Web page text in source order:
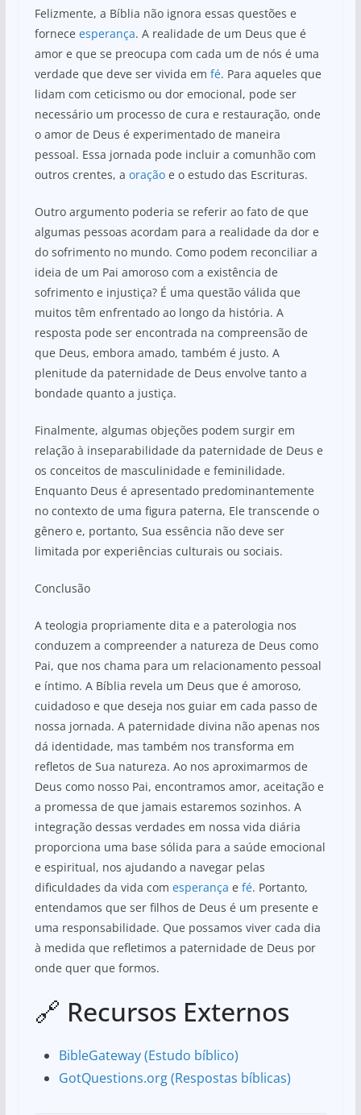
Felizmente, a Bíblia não ignora essas questões e
fornece esperança. A realidade de um Deus que é
amor e que se preocupa com cada um de nós é uma
verdade que deve ser vivida em fé. Para aqueles que
lidam com ceticismo ou dor emocional, pode ser
necessário um processo de cura e restauração, onde
o amor de Deus é experimentado de maneira
pessoal. Essa jornada pode incluir a comunhão com
outros crentes, a oraçãoe o estudo das Escrituras.
Outro argumento poderia se referir ao fato de que
algumas pessoas acordam para a realidade da dor e
do sofrimento no mundo. Como podem reconciliar a
ideia de um Pai amoroso com a existência de
sofrimento e injustiça? É uma questão válida que
muitos têm enfrentado ao longo da história. A
resposta pode ser encontrada na compreensão de
que Deus, embora amado, também é justo. A
plenitude da paternidade de Deus envolve tanto a
bondade quanto a justiça.
Finalmente, algumas objeções podem surgir em
relação à inseparabilidade da paternidade de Deus e
os conceitos de masculinidade e feminilidade.
Enquanto Deus é apresentado predominantemente
no contexto de uma figura paterna, Ele transcende o
gênero e, portanto, Sua essência não deve ser
limitada por experiências culturais ou sociais.
Conclusão
A teologia propriamente dita e a paterologia nos
conduzem a compreender a natureza de Deus como
Pai, que nos chama para um relacionamento pessoal
e íntimo. A Bíblia revela um Deus que é amoroso,
cuidadoso e que deseja nos guiar em cada passo de
nossa jornada. A paternidade divina não apenas nos
dá identidade, mas também nos transforma em
refletos de Sua natureza. Ao nos aproximarmos de
Deus como nosso Pai, encontramos amor, aceitação e
a promessa de que jamais estaremos sozinhos. A
integração dessas verdades em nossa vida diária
proporciona uma base sólida para a saúde emocional
e espiritual, nos ajudando a navegar pelas
dificuldades da vida com esperança e fé. Portanto,
entendamos que ser filhos de Deus é um presente e
uma responsabilidade. Que possamos viver cada dia
à medida que refletimos a paternidade de Deus por
onde quer que formos.
🔗 Recursos Externos
BibleGateway (Estudo bíblico)
GotQuestions.org (Respostas bíblicas)